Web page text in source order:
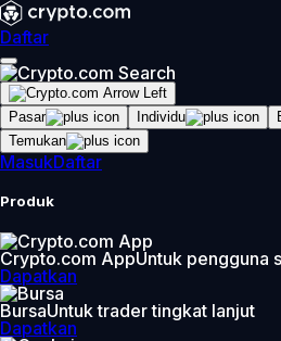
Daftar
Pasar Individu
Temukan
MasukDaftar
Produk
Crypto.com AppUntuk pengguna
Dapatkan
BursaUntuk trader tingkat lanjut
Dapatkan